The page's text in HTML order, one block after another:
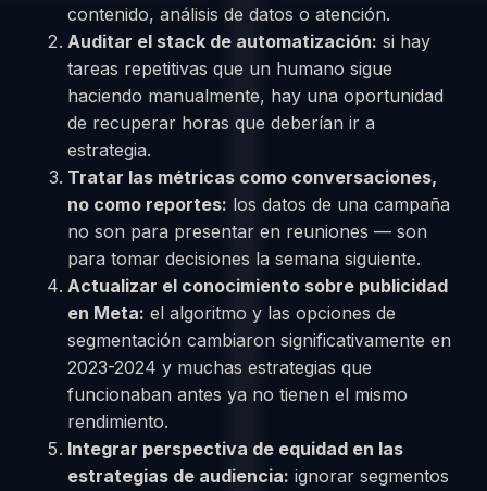
contenido, análisis de datos o atención.
Auditar el stack de automatización: si hay
tareas repetitivas que un humano sigue
haciendo manualmente, hay una oportunidad
de recuperar horas que deberían ir a
estrategia.
Tratar las métricas como conversaciones,
no como reportes: los datos de una campaña
no son para presentar en reuniones — son
para tomar decisiones la semana siguiente.
Actualizar el conocimiento sobre publicidad
en Meta: el algoritmo y las opciones de
segmentación cambiaron significativamente en
2023-2024 y muchas estrategias que
funcionaban antes ya no tienen el mismo
rendimiento.
Integrar perspectiva de equidad en las
estrategias de audiencia: ignorar segmentos